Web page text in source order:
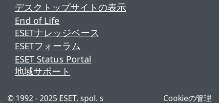
デスクトップサイトの表示
End of Life
ESETナレッジベース
ESETフォーラム
ESET Status Portal
地域サポート
© 1992 - 2025 ESET, spol. s
Cookieの管理